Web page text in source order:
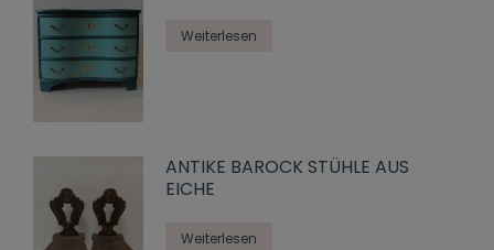
Weiterlesen
ANTIKE BAROCK STÜHLE AUS
EICHE
Weiterlesen